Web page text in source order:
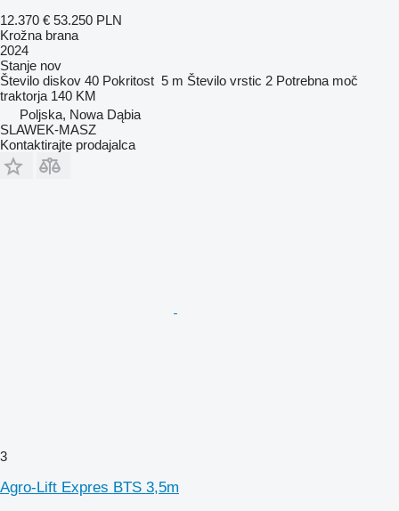
12.370 € 53.250 PLN
Krožna brana
2024
Stanje nov
Število diskov 40 Pokritost 5 m Število vrstic 2 Potrebna moč
traktorja 140 KM
Poljska, Nowa Dąbia
SLAWEK-MASZ
Kontaktirajte prodajalca
3
Agro-Lift Expres BTS 3,5m